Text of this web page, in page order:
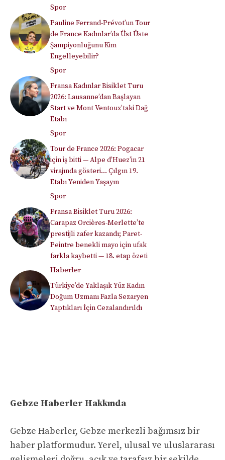
Spor
Pauline Ferrand-Prévot’un Tour
de France Kadınlar’da Üst Üste
Şampiyonluğunu Kim
Engelleyebilir?
Spor
Fransa Kadınlar Bisiklet Turu
2026: Lausanne’dan Başlayan
Start ve Mont Ventoux’taki Dağ
Etabı
Spor
Tour de France 2026: Pogacar
için iş bitti — Alpe d’Huez’in 21
virajında gösteri… Çılgın 19.
Etabı Yeniden Yaşayın
Spor
Fransa Bisiklet Turu 2026:
Carapaz Orcières-Merlette’te
prestijli zafer kazandı; Paret-
Peintre benekli mayo için ufak
farkla kaybetti — 18. etap özeti
Haberler
Türkiye’de Yaklaşık Yüz Kadın
Doğum Uzmanı Fazla Sezaryen
Yaptıkları İçin Cezalandırıldı
Gebze Haberler Hakkında
Gebze Haberler, Gebze merkezli bağımsız bir
haber platformudur. Yerel, ulusal ve uluslararası